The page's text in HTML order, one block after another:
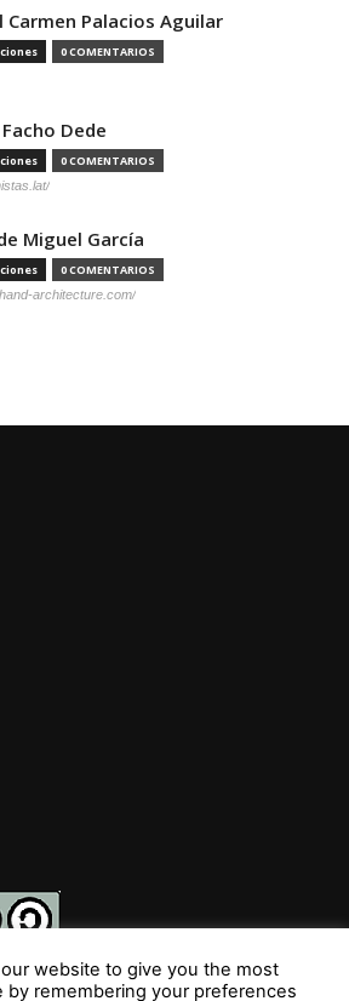
Carmen Palacios Aguilar
0 COMENTARIOS
Dede
0 COMENTARIOS
Miguel García
0 COMENTARIOS
architecture.com/
website to give you the most
by remembering your preferences